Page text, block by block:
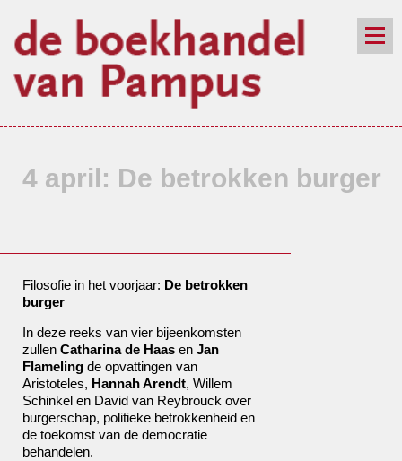
nieuwsbrief
4 april: De betrokken burger
Filosofie in het voorjaar: De betrokken
burger
In deze reeks van vier bijeenkomsten
zullen Catharina de Haas en Jan
Flameling de opvattingen van
Aristoteles, Hannah Arendt, Willem
Schinkel en David van Reybrouck over
burgerschap, politieke betrokkenheid en
de toekomst van de democratie
behandelen.